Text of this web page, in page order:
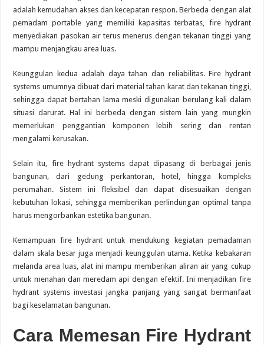
adalah kemudahan akses dan kecepatan respon. Berbeda dengan alat
pemadam portable yang memiliki kapasitas terbatas, fire hydrant
menyediakan pasokan air terus menerus dengan tekanan tinggi yang
mampu menjangkau area luas.
Keunggulan kedua adalah daya tahan dan reliabilitas. Fire hydrant
systems umumnya dibuat dari material tahan karat dan tekanan tinggi,
sehingga dapat bertahan lama meski digunakan berulang kali dalam
situasi darurat. Hal ini berbeda dengan sistem lain yang mungkin
memerlukan penggantian komponen lebih sering dan rentan
mengalami kerusakan.
Selain itu, fire hydrant systems dapat dipasang di berbagai jenis
bangunan, dari gedung perkantoran, hotel, hingga kompleks
perumahan. Sistem ini fleksibel dan dapat disesuaikan dengan
kebutuhan lokasi, sehingga memberikan perlindungan optimal tanpa
harus mengorbankan estetika bangunan.
Kemampuan fire hydrant untuk mendukung kegiatan pemadaman
dalam skala besar juga menjadi keunggulan utama. Ketika kebakaran
melanda area luas, alat ini mampu memberikan aliran air yang cukup
untuk menahan dan meredam api dengan efektif. Ini menjadikan fire
hydrant systems investasi jangka panjang yang sangat bermanfaat
bagi keselamatan bangunan.
Cara Memesan Fire Hydrant